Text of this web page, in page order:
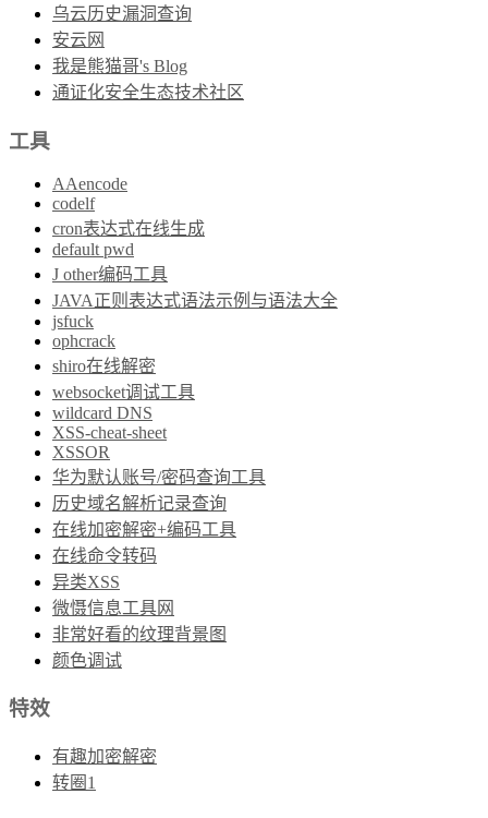
乌云历史漏洞查询
安云网
我是熊猫哥's Blog
通证化安全生态技术社区
工具
AAencode
codelf
cron表达式在线生成
default pwd
J other编码工具
JAVA正则表达式语法示例与语法大全
jsfuck
ophcrack
shiro在线解密
websocket调试工具
wildcard DNS
XSS-cheat-sheet
XSSOR
华为默认账号/密码查询工具
历史域名解析记录查询
在线加密解密+编码工具
在线命令转码
异类XSS
微慑信息工具网
非常好看的纹理背景图
颜色调试
特效
有趣加密解密
转圈1